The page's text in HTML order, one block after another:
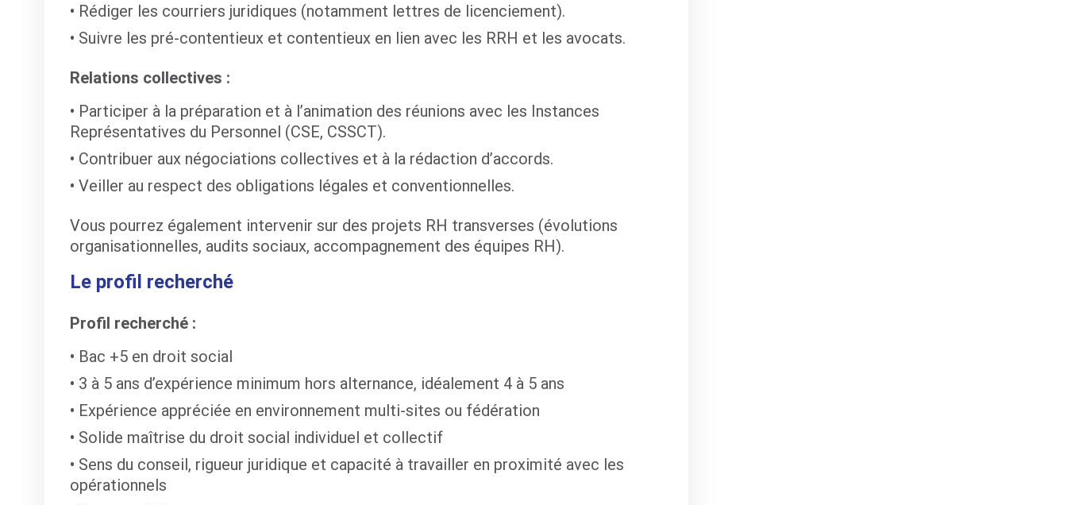
Rédiger les courriers juridiques (notamment lettres de licenciement).
Suivre les pré-contentieux et contentieux en lien avec les RRH et les avocats.
Relations collectives :
Participer à la préparation et à l’animation des réunions avec les Instances
Représentatives du Personnel (CSE, CSSCT).
Contribuer aux négociations collectives et à la rédaction d’accords.
Veiller au respect des obligations légales et conventionnelles.
Vous pourrez également intervenir sur des projets RH transverses (évolutions
organisationnelles, audits sociaux, accompagnement des équipes RH).
Le profil recherché
Profil recherché :
Bac +5 en droit social
3 à 5 ans d’expérience minimum hors alternance, idéalement 4 à 5 ans
Expérience appréciée en environnement multi-sites ou fédération
Solide maîtrise du droit social individuel et collectif
Sens du conseil, rigueur juridique et capacité à travailler en proximité avec les
opérationnels